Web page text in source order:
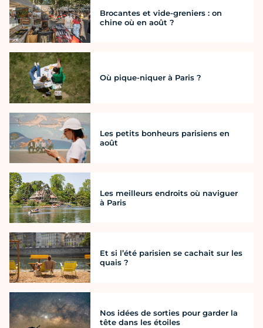
Brocantes et vide-greniers : on
chine où en août ?
Où pique-niquer à Paris ?
Les petits bonheurs parisiens en
août
Les meilleurs endroits où naviguer
à Paris
Et si l’été parisien se cachait sur les
quais ?
Nos idées de sorties pour garder la
tête dans les étoiles